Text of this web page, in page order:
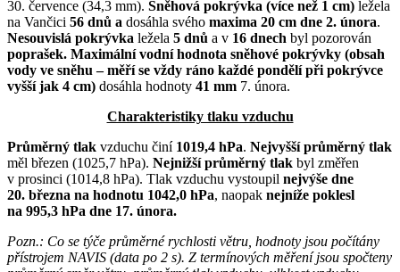
30. července (34,3 mm). Sněhová pokrývka (více než 1 cm) ležela
na Vančici 56 dnů a dosáhla svého maxima 20 cm dne 2. února.
Nesouvislá pokrývka ležela 5 dnů a v 16 dnech byl pozorován
poprašek. Maximální vodní hodnota sněhové pokrývky (obsah
vody ve sněhu – měří se vždy ráno každé pondělí při pokrývce
vyšší jak 4 cm) dosáhla hodnoty 41 mm 7. února.
Charakteristiky tlaku vzduchu
Průměrný tlak vzduchu činí 1019,4 hPa. Nejvyšší průměrný tlak
měl březen (1025,7 hPa). Nejnižší průměrný tlak byl změřen
v prosinci (1014,8 hPa). Tlak vzduchu vystoupil nejvýše dne
20. března na hodnotu 1042,0 hPa, naopak nejníže poklesl
na 995,3 hPa dne 17. února.
Pozn.: Co se týče průměrné rychlosti větru, hodnoty jsou počítány
přístrojem NAVIS (data po 2 s). Z termínových měření jsou spočteny